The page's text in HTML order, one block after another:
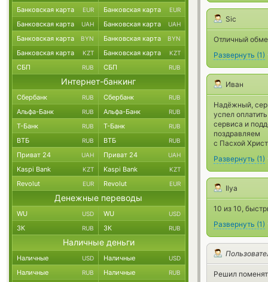
Sic
Отличный
Развернуть (1)
Иван
Надёжный,
успел
сервиса и
поздравляем
с Пасхой
Развернуть (1)
Ilya
10 из 10,
Развернуть (1)
Решил
Банковская карта EUR Банковская карта EUR
Банковская карта UAH Банковская карта UAH
Банковская карта BYN Банковская карта BYN
Банковская карта KZT Банковская карта KZT
СБП RUB СБП RUB
Интернет-банкинг
Сбербанк RUB Сбербанк RUB
Альфа-Банк RUB Альфа-Банк RUB
Т-Банк RUB Т-Банк RUB
ВТБ RUB ВТБ RUB
Приват 24 UAH Приват 24 UAH
Kaspi Bank KZT Kaspi Bank KZT
Revolut EUR Revolut EUR
Денежные переводы
WU USD WU USD
ЗК RUB ЗК RUB
Наличные деньги
Наличные USD Наличные USD
Наличные RUB Наличные RUB